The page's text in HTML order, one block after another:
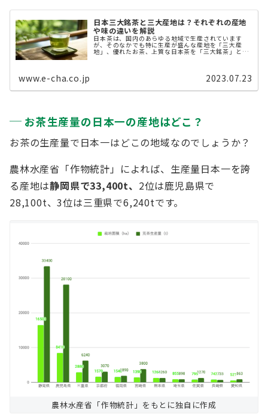
日本三大銘茶と三大産地は？それぞれの産地
や味の違いを解説
日本茶は、国内のあらゆる地域で生産されています
が、そのなかでも特に生産が盛んな産地を「三大産
地」、優れたお茶、上質な日本茶を「三大銘茶」とよ
びます。 今回は、日本茶の三大産地と三大銘茶につい
www.e-cha.co.jp 2023.07.23
お茶生産量の日本一の産地はどこ？
お茶の生産量で日本一はどこの地域なのでしょうか？
農林水産省「作物統計」によれば、生産量日本一を誇
る産地は静岡県で33,400t、 2位は鹿児島県で
28,100t、3位は三重県で6,240tです。
農林水産省「作物統計」をもとに独自に作成